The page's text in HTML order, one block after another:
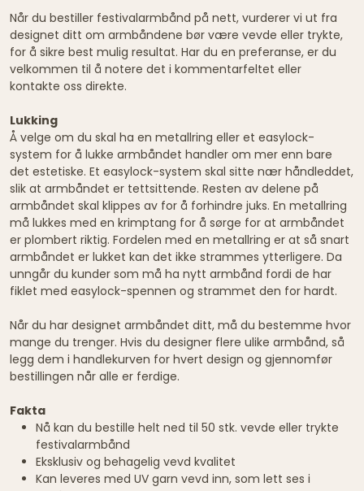
Når du bestiller festivalarmbånd på nett, vurderer vi ut fra
designet ditt om armbåndene bør være vevde eller trykte,
for å sikre best mulig resultat. Har du en preferanse, er du
velkommen til å notere det i kommentarfeltet eller
kontakte oss direkte.
Lukking
Å velge om du skal ha en metallring eller et easylock-
system for å lukke armbåndet handler om mer enn bare
det estetiske. Et easylock-system skal sitte nær håndleddet,
slik at armbåndet er tettsittende. Resten av delene på
armbåndet skal klippes av for å forhindre juks. En metallring
må lukkes med en krimptang for å sørge for at armbåndet
er plombert riktig. Fordelen med en metallring er at så snart
armbåndet er lukket kan det ikke strammes ytterligere. Da
unngår du kunder som må ha nytt armbånd fordi de har
fiklet med easylock-spennen og strammet den for hardt.
Når du har designet armbåndet ditt, må du bestemme hvor
mange du trenger. Hvis du designer flere ulike armbånd, så
legg dem i handlekurven for hvert design og gjennomfør
bestillingen når alle er ferdige.
Fakta
Nå kan du bestille helt ned til 50 stk. vevde eller trykte
festivalarmbånd
Eksklusiv og behagelig vevd kvalitet
Kan leveres med UV garn vevd inn, som lett ses i